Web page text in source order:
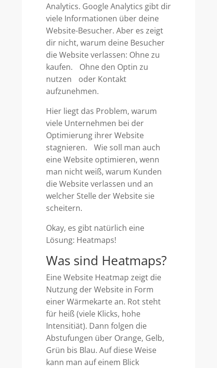
Analytics. Google Analytics gibt dir
viele Informationen über deine
Website-Besucher. Aber es zeigt
dir nicht, warum deine Besucher
die Website verlassen: Ohne zu
kaufen. Ohne den Optin zu
nutzen oder Kontakt
aufzunehmen.
Hier liegt das Problem, warum
viele Unternehmen bei der
Optimierung ihrer Website
stagnieren. Wie soll man auch
eine Website optimieren, wenn
man nicht weiß, warum Kunden
die Website verlassen und an
welcher Stelle der Website sie
scheitern.
Okay, es gibt natürlich eine
Lösung: Heatmaps!
Was sind Heatmaps?
Eine Website Heatmap zeigt die
Nutzung der Website in Form
einer Wärmekarte an. Rot steht
für heiß (viele Klicks, hohe
Intensitiät). Dann folgen die
Abstufungen über Orange, Gelb,
Grün bis Blau. Auf diese Weise
kann man auf einem Blick